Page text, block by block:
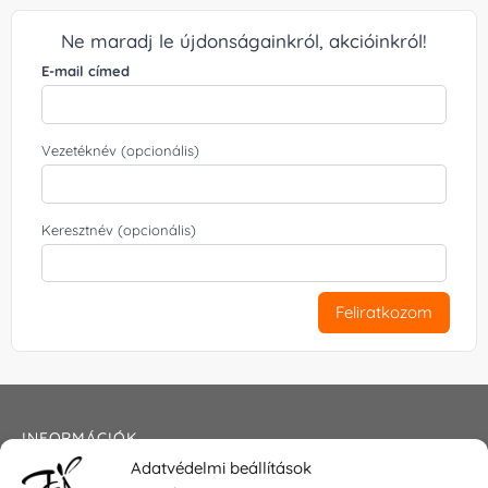
Adatvédelmi beállítások
Ne maradj le újdonságainkról, akcióinkról!
E-mail címed
Vezetéknév (opcionális)
Keresztnév (opcionális)
Feliratkozom
INFORMÁCIÓK